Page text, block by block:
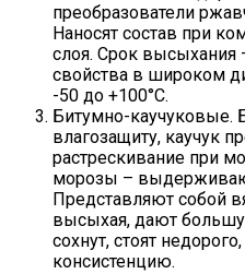
преобразователи
Наносят состав при
слоя. Срок высыхания
свойства в широком
-50 до +100°C.
Битумно-каучуковые.
влагозащиту, каучук
растрескивание при
морозы –
Представляют собой
высыхая, дают
сохнут, стоят
консистенцию.